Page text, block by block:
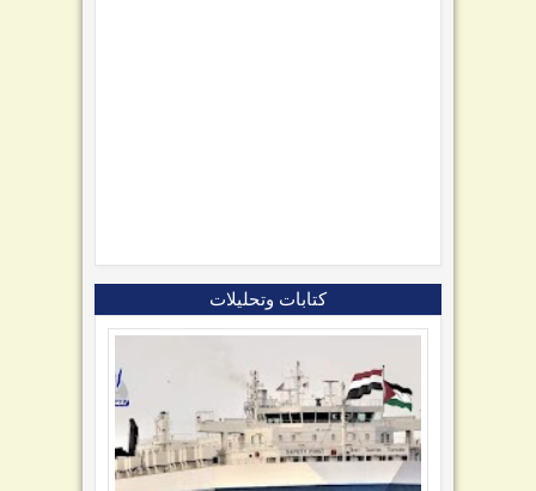
كتابات وتحليلات